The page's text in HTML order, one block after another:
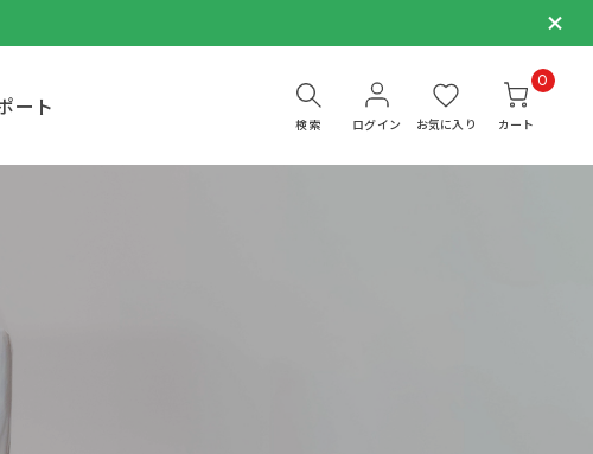
検索
ート
ログイン お気に入り
0
カート